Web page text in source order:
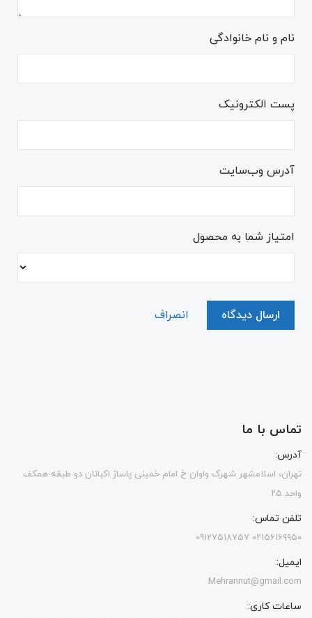
نام و نام خانوادگی
پست الکترونیک
آدرس وب‌سایت
امتیاز شما به محصول
ارسال دیدگاه انصراف
تماس با ما
آدرس:
تهران، اسلامشهر شهرک واوان خ امام خمینی پاساژ اکباتان دو طبقه همکف
واحد ۲۵
تلفن تماس:
۰۲۱۵۶۱۶۹۹۵۰ 09127518757
ایمیل:
Mehrannut@gmail.com
ساعات کاری: